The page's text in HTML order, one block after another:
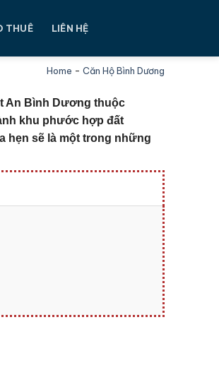
THUÊ LIÊN HỆ
Home - Căn Hộ Bình Dương
An Bình Dương thuộc
khu phước hợp đất
hẹn sẽ là một trong những